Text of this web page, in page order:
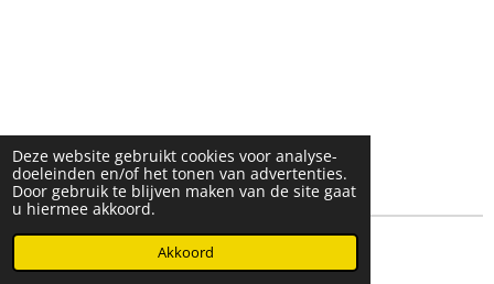
Deze website gebruikt cookies voor analyse-
doeleinden en/of het tonen van advertenties.
Door gebruik te blijven maken van de site gaat
u hiermee akkoord.
Akkoord
© 2025- 2026 Djöz mode